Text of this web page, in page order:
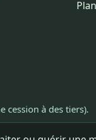
cession à des tiers).